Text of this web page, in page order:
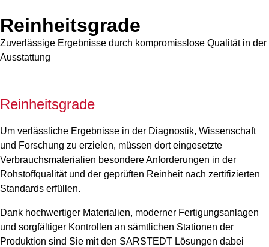
Reinheitsgrade
Zuverlässige Ergebnisse durch kompromisslose Qualität in der
Ausstattung
Reinheitsgrade
Um verlässliche Ergebnisse in der Diagnostik, Wissenschaft
und Forschung zu erzielen, müssen dort eingesetzte
Verbrauchsmaterialien besondere Anforderungen in der
Rohstoffqualität und der geprüften Reinheit nach zertifizierten
Standards erfüllen.
Dank hochwertiger Materialien, moderner Fertigungsanlagen
und sorgfältiger Kontrollen an sämtlichen Stationen der
Produktion sind Sie mit den SARSTEDT Lösungen dabei